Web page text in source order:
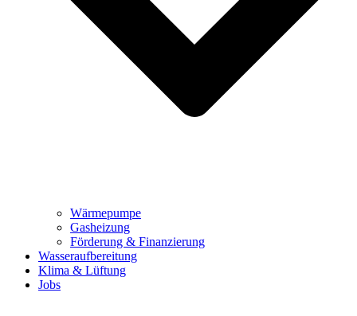
Wärmepumpe
Gasheizung
Förderung & Finanzierung
Wasseraufbereitung
Klima & Lüftung
Jobs